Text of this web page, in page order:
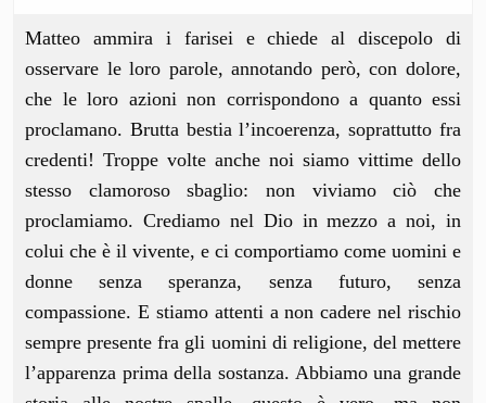
Matteo ammira i farisei e chiede al discepolo di
osservare le loro parole, annotando però, con dolore,
che le loro azioni non corrispondono a quanto essi
proclamano. Brutta bestia l’incoerenza, soprattutto fra
credenti! Troppe volte anche noi siamo vittime dello
stesso clamoroso sbaglio: non viviamo ciò che
proclamiamo. Crediamo nel Dio in mezzo a noi, in
colui che è il vivente, e ci comportiamo come uomini e
donne senza speranza, senza futuro, senza
compassione. E stiamo attenti a non cadere nel rischio
sempre presente fra gli uomini di religione, del mettere
l’apparenza prima della sostanza. Abbiamo una grande